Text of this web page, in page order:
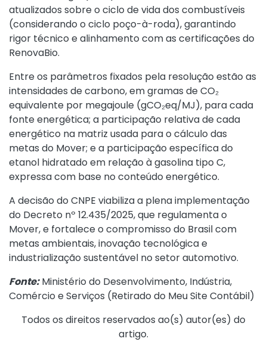
atualizados sobre o ciclo de vida dos combustíveis
(considerando o ciclo poço-à-roda), garantindo
rigor técnico e alinhamento com as certificações do
RenovaBio.
Entre os parâmetros fixados pela resolução estão as
intensidades de carbono, em gramas de CO₂
equivalente por megajoule (gCO₂eq/MJ), para cada
fonte energética; a participação relativa de cada
energético na matriz usada para o cálculo das
metas do Mover; e a participação específica do
etanol hidratado em relação à gasolina tipo C,
expressa com base no conteúdo energético.
A decisão do CNPE viabiliza a plena implementação
do Decreto nº 12.435/2025, que regulamenta o
Mover, e fortalece o compromisso do Brasil com
metas ambientais, inovação tecnológica e
industrialização sustentável no setor automotivo.
Fonte:Ministério do Desenvolvimento, Indústria,
Comércio e Serviços (Retirado do Meu Site Contábil)
Todos os direitos reservados ao(s) autor(es) do
artigo.